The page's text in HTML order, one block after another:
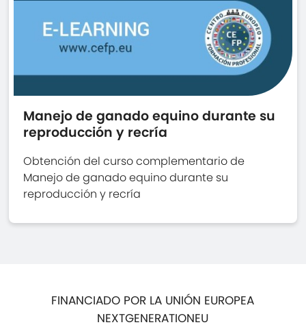
Manejo de ganado equino durante su
reproducción y recría
Obtención del curso complementario de
Manejo de ganado equino durante su
reproducción y recría
FINANCIADO POR LA UNIÓN EUROPEA
NEXTGENERATIONEU